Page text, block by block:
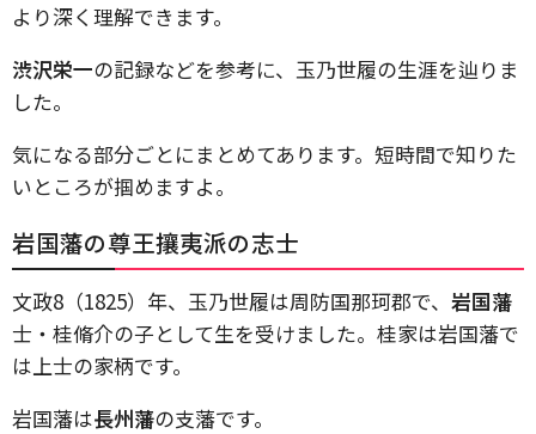
より深く理解できます。
渋沢栄一の記録などを参考に、玉乃世履の生涯を辿りま
した。
気になる部分ごとにまとめてあります。短時間で知りた
いところが掴めますよ。
岩国藩の尊王攘夷派の志士
文政8 （1825）年、玉乃世履は周防国那珂郡で、 岩国藩
士・桂脩介の子として生を受けました。桂家は岩国藩で
は上士の家柄です。
岩国藩は長州藩の支藩です。